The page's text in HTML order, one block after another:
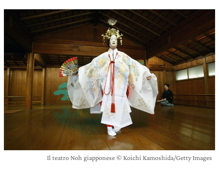
Il teatro Noh giapponese © Koichi Kamoshida/Getty Images